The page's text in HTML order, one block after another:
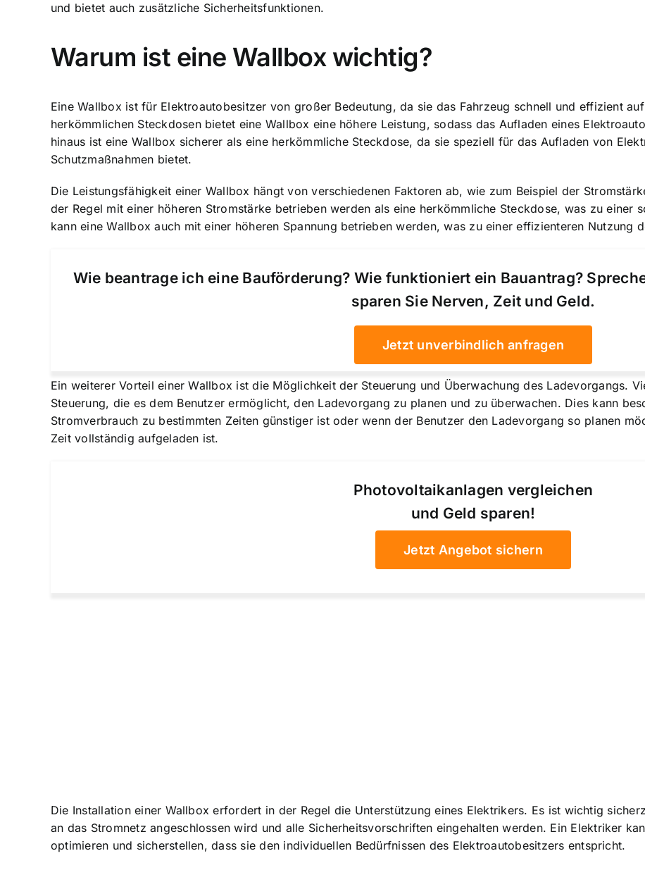
und bietet auch zusätzliche Sicherheitsfunktionen.
Warum ist eine Wallbox wichtig?
Eine Wallbox ist für Elektroautobesitzer von großer Bedeutung, da sie das Fahrzeug schnell und effizient
herkömmlichen Steckdosen bietet eine Wallbox eine höhere Leistung, sodass das Aufladen eines
hinaus ist eine Wallbox sicherer als eine herkömmliche Steckdose, da sie speziell für das Aufladen von
Schutzmaßnahmen bietet.
Die Leistungsfähigkeit einer Wallbox hängt von verschiedenen Faktoren ab, wie zum Beispiel der
der Regel mit einer höheren Stromstärke betrieben werden als eine herkömmliche Steckdose, was zu einer
kann eine Wallbox auch mit einer höheren Spannung betrieben werden, was zu einer effizienteren Nutzung
Wie beantrage ich eine Bauförderung? Wie funktioniert ein Bauantrag?
sparen Sie Nerven, Zeit und Geld.
Jetzt unverbindlich anfragen
Ein weiterer Vorteil einer Wallbox ist die Möglichkeit der Steuerung und Überwachung des Ladevorgangs.
Steuerung, die es dem Benutzer ermöglicht, den Ladevorgang zu planen und zu überwachen. Dies kann
Stromverbrauch zu bestimmten Zeiten günstiger ist oder wenn der Benutzer den Ladevorgang so planen
Zeit vollständig aufgeladen ist.
Photovoltaikanlagen vergleichen
und Geld sparen!
Jetzt Angebot sichern
Die Installation einer Wallbox erfordert in der Regel die Unterstützung eines Elektrikers. Es ist wichtig
an das Stromnetz angeschlossen wird und alle Sicherheitsvorschriften eingehalten werden. Ein Elektriker
optimieren und sicherstellen, dass sie den individuellen Bedürfnissen des Elektroautobesitzers entspricht.